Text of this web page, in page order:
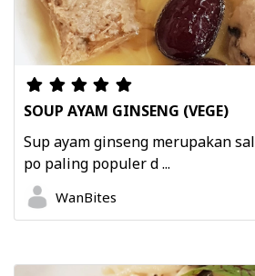
SOUP AYAM GINSENG (VEGE)
Sup ayam ginseng merupakan
po paling populer d ...
WanBites